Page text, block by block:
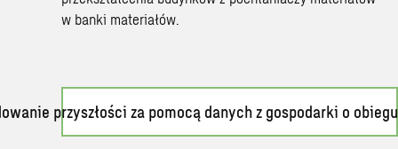
w banki materiałów.
przyszłości za pomocą danych z gospodarki o